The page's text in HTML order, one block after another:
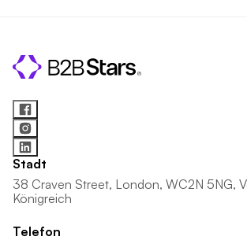
Stadt
38 Craven Street, London, WC2N 5NG,
Königreich
Telefon